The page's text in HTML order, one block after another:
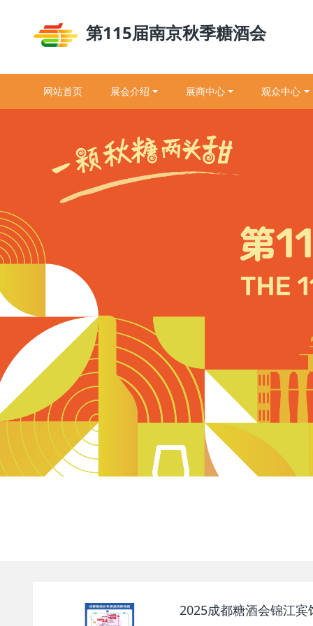
第115届南京秋季糖酒会
网站首页 展会介绍 展商中心 观众中心
2025成都糖酒会锦江